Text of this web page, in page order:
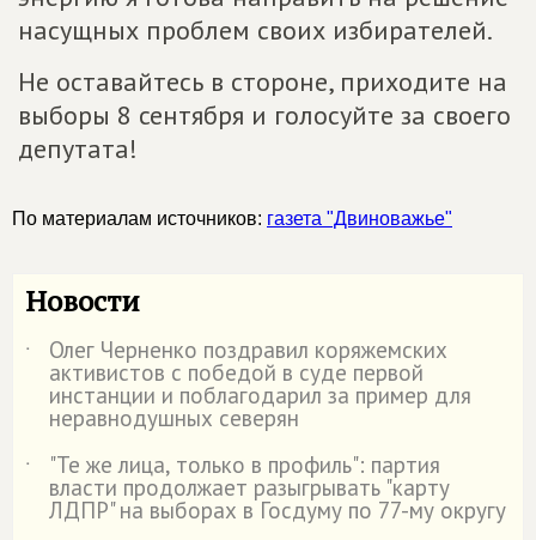
насущных проблем своих избирателей.
Не оставайтесь в стороне, приходите на
выборы 8 сентября и голосуйте за своего
депутата!
По материалам источников: газета "Двиноважье"
Новости
˙ Олег Черненко поздравил коряжемских
активистов с победой в суде первой
инстанции и поблагодарил за пример для
неравнодушных северян
˙
"Те же лица, только в профиль": партия
власти продолжает разыгрывать "карту
ЛДПР" на выборах в Госдуму по 77-му округу